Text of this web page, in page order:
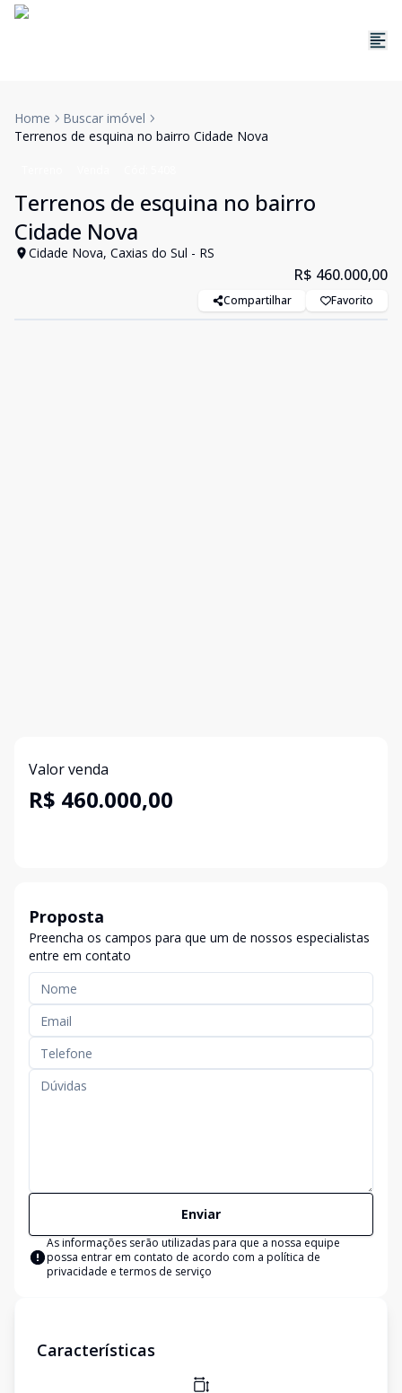
Home
Buscar imóvel
Terrenos de esquina no bairro Cidade Nova
Terrenos de esquina no bairro
Cidade Nova
Cidade Nova, Caxias do Sul - RS
R$ 460.000,00
Compartilhar Favorito
Valor venda
R$ 460.000,00
Proposta
Preencha os campos para que um de nossos especialistas
entre em contato
Enviar
As informações serão utilizadas para que a nossa equipe
possa entrar em contato de acordo com a política de
privacidade e termos de serviço
Características